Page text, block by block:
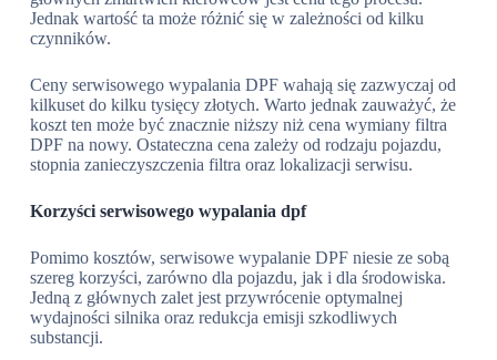
Jednak wartość ta może różnić się w zależności od kilku
czynników.
Ceny serwisowego wypalania DPF wahają się zazwyczaj od
kilkuset do kilku tysięcy złotych. Warto jednak zauważyć, że
koszt ten może być znacznie niższy niż cena wymiany filtra
DPF na nowy. Ostateczna cena zależy od rodzaju pojazdu,
stopnia zanieczyszczenia filtra oraz lokalizacji serwisu.
Korzyści serwisowego wypalania dpf
Pomimo kosztów, serwisowe wypalanie DPF niesie ze sobą
szereg korzyści, zarówno dla pojazdu, jak i dla środowiska.
Jedną z głównych zalet jest przywrócenie optymalnej
wydajności silnika oraz redukcja emisji szkodliwych
substancji.